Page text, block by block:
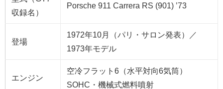
収録名）
Porsche 911 Carrera RS (901) ’73
登場
1972年10月（パリ・サロン発表）／
1973年モデル
エンジン
空冷フラット6（水平対向6気筒）
SOHC・機械式燃料噴射